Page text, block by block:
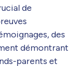
de
des
démontrant
parents et